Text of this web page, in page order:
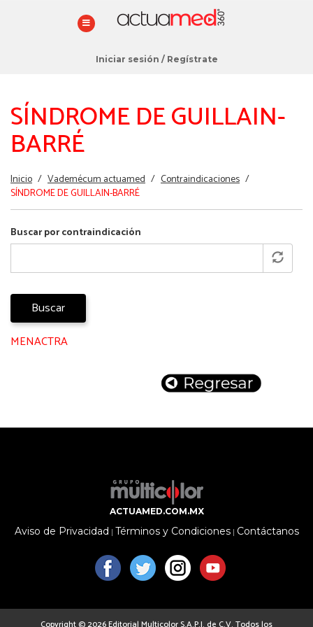
Iniciar sesión / Regístrate
SÍNDROME DE GUILLAIN-
BARRÉ
Estás
aquí
Inicio / Vademécum actuamed / Contraindicaciones /
SÍNDROME DE GUILLAIN-BARRÉ
Buscar por contraindicación
Buscar
MENACTRA
ACTUAMED.COM.MX
Aviso de Privacidad | Términos y Condiciones | Contáctanos
Copyright © 2026 Editorial Multicolor S.A.P.I. de C.V. Todos los